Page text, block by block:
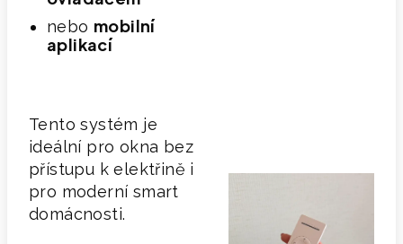
nebo mobilní
aplikací
Tento systém je
ideální pro okna bez
přístupu k elektřině i
pro moderní smart
domácnosti.